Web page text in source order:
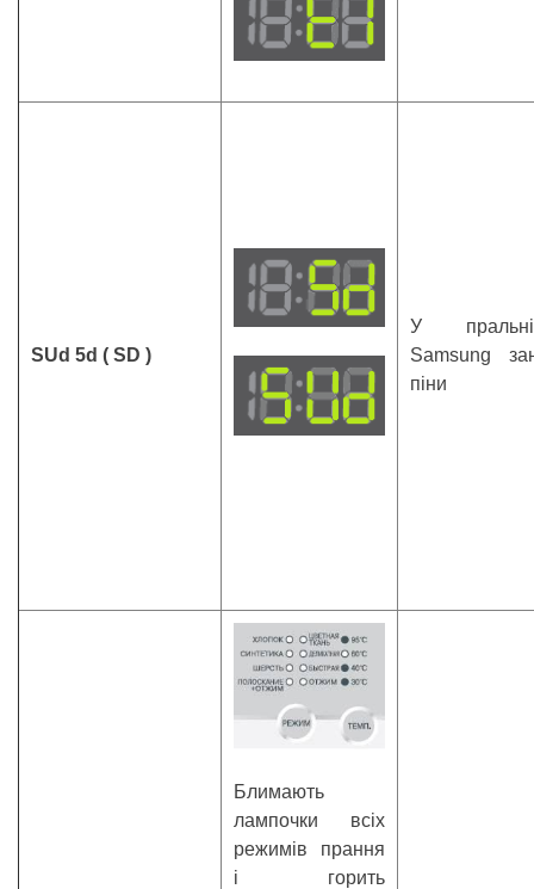
SUd 5d ( SD )
У
Samsung
піни
Блимають
лампочки всіх
режимів прання
і горить